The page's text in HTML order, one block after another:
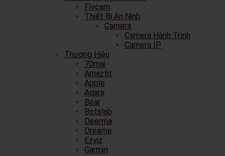
Flycam
Thiết Bị An Ninh
Camera
Camera Hành Trình
Camera IP
Thương Hiệu
70mai
Amazfit
Apple
Aqara
Bear
Botslab
Deerma
Dreame
Ezviz
Garmin